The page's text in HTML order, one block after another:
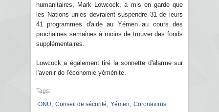
humanitaires, Mark Lowcock, a mis en garde que
les Nations unies devraient suspendre 31 de leurs
41 programmes d'aide au Yémen au cours des
prochaines semaines à moins de trouver des fonds
supplémentaires.
Lowcock a également tiré la sonnette d'alarme sur
l'avenir de l'économie yéménite.
Tags:
ONU
Conseil de sécurité Yémen Coronavirus